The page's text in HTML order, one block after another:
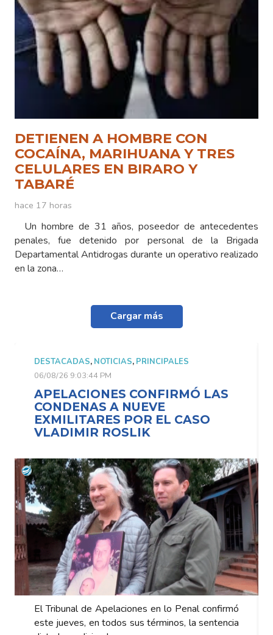
DETIENEN A HOMBRE CON
COCAÍNA, MARIHUANA Y TRES
CELULARES EN BIRARO Y
TABARÉ
hace 17 horas
Un hombre de 31 años, poseedor de antecedentes
penales, fue detenido por personal de la Brigada
Departamental Antidrogas durante un operativo realizado
en la zona…
Cargar más
DESTACADAS,NOTICIAS,PRINCIPALES
06/08/26 9:03:44 PM
APELACIONES CONFIRMÓ LAS
CONDENAS A NUEVE
EXMILITARES POR EL CASO
VLADIMIR ROSLIK
El Tribunal de Apelaciones en lo Penal confirmó
este jueves, en todos sus términos, la sentencia